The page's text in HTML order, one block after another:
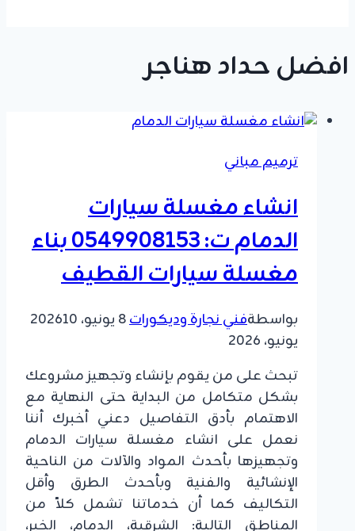
افضل حداد هناجر
ترميم مباني
انشاء مغسلة سيارات
الدمام ت: 0549908153 بناء
مغسلة سيارات القطيف
بواسطةفني نجارة وديكورات8 يونيو، 2026
10
يونيو، 2026
تبحث على من يقوم بإنشاء وتجهيز مشروعك
بشكل متكامل من البداية حتى النهاية مع
الاهتمام بأدق التفاصيل دعني أخبرك أننا
نعمل على انشاء مغسلة سيارات الدمام
وتجهيزها بأحدث المواد والآلات من الناحية
الإنشائية والفنية وبأحدث الطرق وأقل
التكاليف كما أن خدماتنا تشمل كلاً من
المناطق التالية: الشرقية، الدمام، الخبر،